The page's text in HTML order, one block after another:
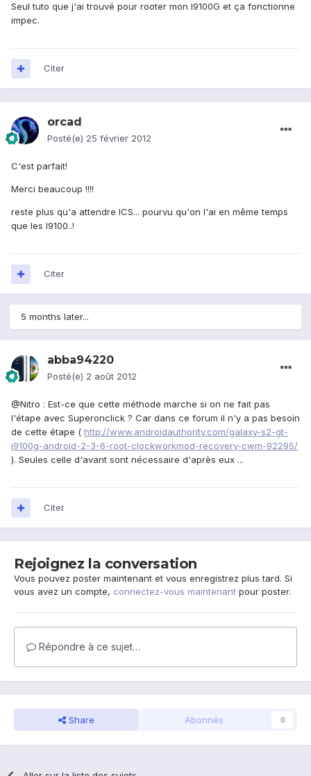
Seul tuto que j'ai trouvé pour rooter mon I9100G et ça fonctionne
impec.
Citer
orcad
Posté(e) 25 février 2012
C'est parfait!
Merci beaucoup !!!!
reste plus qu'a attendre ICS... pourvu qu'on l'ai en même temps
que les I9100..!
Citer
5 months later...
abba94220
Posté(e) 2 août 2012
@Nitro : Est-ce que cette méthode marche si on ne fait pas
l'étape avec Superonclick ? Car dans ce forum il n'y a pas besoin
de cette étape ( http://www.androidauthority.com/galaxy-s2-gt-
i9100g-android-2-3-6-root-clockworkmod-recovery-cwm-92295/
). Seules celle d'avant sont nécessaire d'après eux ...
Citer
Rejoignez la conversation
Vous pouvez poster maintenant et vous enregistrez plus tard. Si
vous avez un compte, connectez-vous maintenant pour poster.
Répondre à ce sujet…
Share Abonnés 0